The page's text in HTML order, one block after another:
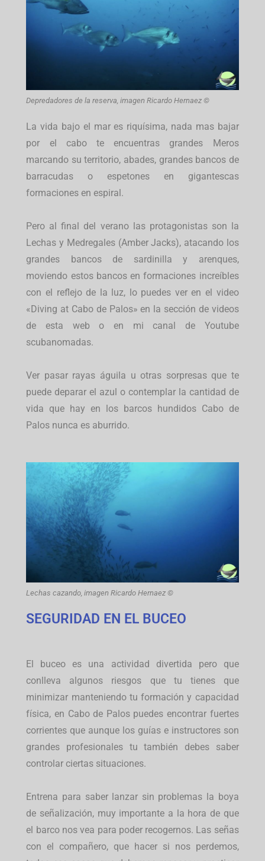
Depredadores de la reserva, imagen Ricardo Hernaez ©
La vida bajo el mar es riquísima, nada mas bajar
por el cabo te encuentras grandes Meros
marcando su territorio, abades, grandes bancos de
barracudas o espetones en gigantescas
formaciones en espiral.
Pero al final del verano las protagonistas son la
Lechas y Medregales (Amber Jacks), atacando los
grandes bancos de sardinilla y arenques,
moviendo estos bancos en formaciones increíbles
con el reflejo de la luz, lo puedes ver en el video
«Diving at Cabo de Palos» en la sección de videos
de esta web o en mi canal de Youtube
scubanomadas.
Ver pasar rayas águila u otras sorpresas que te
puede deparar el azul o contemplar la cantidad de
vida que hay en los barcos hundidos Cabo de
Palos nunca es aburrido.
Lechas cazando, imagen Ricardo Hernaez ©
SEGURIDAD EN EL BUCEO
El buceo es una actividad divertida pero que
conlleva algunos riesgos que tu tienes que
minimizar manteniendo tu formación y capacidad
física, en Cabo de Palos puedes encontrar fuertes
corrientes que aunque los guías e instructores son
grandes profesionales tu también debes saber
controlar ciertas situaciones.
Entrena para saber lanzar sin problemas la boya
de señalización, muy importante a la hora de que
el barco nos vea para poder recogernos. Las señas
con el compañero, que hacer si nos perdemos,